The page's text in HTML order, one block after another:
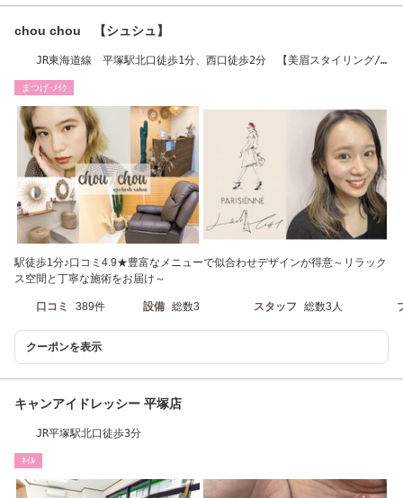
chou chou 【シュシュ】
JR東海道線 平塚駅北口徒歩1分、西口徒歩2分 【美眉スタイリング/
まつげ･ﾒｲｸ
駅徒歩1分♪口コミ4.9★豊富なメニューで似合わせデザインが得意～リラック
ス空間と丁寧な施術をお届け～
口コミ 389件 設備 総数3 スタッフ 総数3人
クーポンを表示
キャンアイドレッシー 平塚店
JR平塚駅北口徒歩3分
ﾈｲﾙ